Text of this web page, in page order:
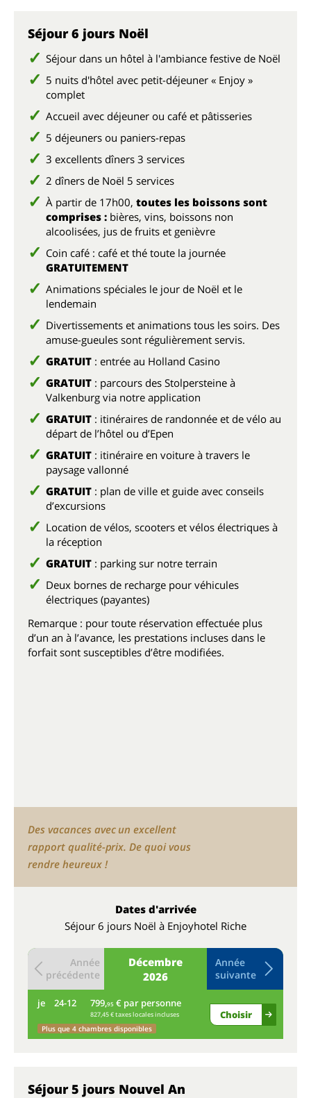
Séjour 6 jours Noël
Séjour dans un hôtel à l'ambiance festive de Noël
5 nuits d'hôtel avec petit-déjeuner « Enjoy »
complet
Accueil avec déjeuner ou café et pâtisseries
5 déjeuners ou paniers-repas
3 excellents dîners 3 services
2 dîners de Noël 5 services
À partir de 17h00, toutes les boissons sont
comprises : bières, vins, boissons non
alcoolisées, jus de fruits et genièvre
Coin café : café et thé toute la journée
GRATUITEMENT
Animations spéciales le jour de Noël et le
lendemain
Divertissements et animations tous les soirs. Des
amuse-gueules sont régulièrement servis.
GRATUIT : entrée au Holland Casino
GRATUIT : parcours des Stolpersteine à
Valkenburg via notre application
GRATUIT : itinéraires de randonnée et de vélo au
départ de l’hôtel ou d’Epen
GRATUIT : itinéraire en voiture à travers le
paysage vallonné
GRATUIT : plan de ville et guide avec conseils
d’excursions
Location de vélos, scooters et vélos électriques à
la réception
GRATUIT : parking sur notre terrain
Deux bornes de recharge pour véhicules
électriques (payantes)
Remarque : pour toute réservation effectuée plus
d’un an à l’avance, les prestations incluses dans le
forfait sont susceptibles d’être modifiées.
Des vacances avec un excellent
rapport qualité-prix. De quoi vous
rendre heureux !
Dates d'arrivée
Séjour 6 jours Noël à Enjoyhotel Riche
Décembre
2026
Année
précédente
Année
suivante
je 24-12 799,95 € par personne
827,45 € taxes locales incluses
Plus que 4 chambres disponibles
Choisir
Séjour 5 jours Nouvel An